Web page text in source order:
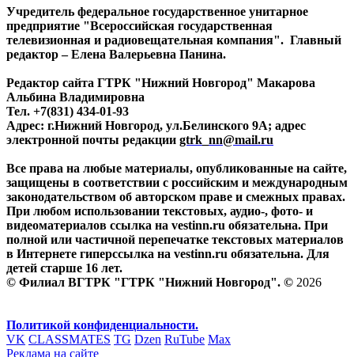
Учредитель федеральное государственное унитарное
предприятие "Всероссийская государственная
телевизионная и радиовещательная компания". Главный
редактор – Елена Валерьевна Панина.
Редактор сайта ГТРК "Нижний Новгород" Макарова
Альбина Владимировна
Тел. +7(831) 434-01-93
Адрес: г.Нижний Новгород, ул.Белинского 9А; адрес
электронной почты редакции gtrk_nn@mail.ru
Все права на любые материалы, опубликованные на сайте,
защищены в соответствии с российским и международным
законодательством об авторском праве и смежных правах.
При любом использовании текстовых, аудио-, фото- и
видеоматериалов ссылка на vestinn.ru обязательна. При
полной или частичной перепечатке текстовых материалов
в Интернете гиперссылка на vestinn.ru обязательна. Для
детей старше 16 лет.
© Филиал ВГТРК "ГТРК "Нижний Новгород". © 2026
Политикой конфиденциальности.
VK CLASSMATES TG Dzen RuTube Max
Реклама на сайте